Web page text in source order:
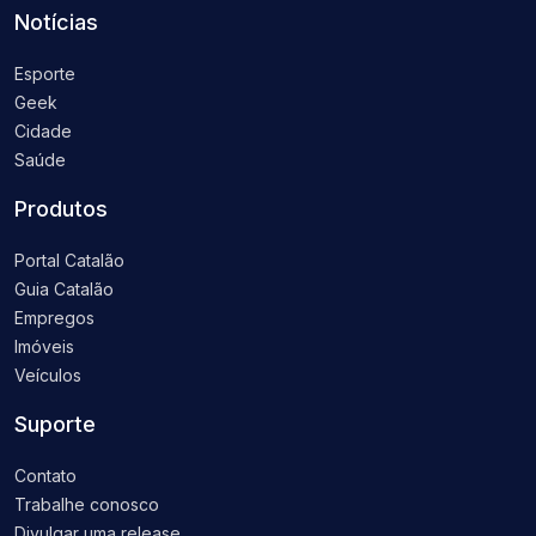
Notícias
Esporte
Geek
Cidade
Saúde
Produtos
Portal Catalão
Guia Catalão
Empregos
Imóveis
Veículos
Suporte
Contato
Trabalhe conosco